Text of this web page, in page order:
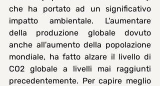
che ha portato ad un significativo
impatto ambientale. L'aumentare
della produzione globale dovuto
anche all'aumento della popolazione
mondiale, ha fatto alzare il livello di
CO2 globale a livelli mai raggiunti
precedentemente. Per capire meglio